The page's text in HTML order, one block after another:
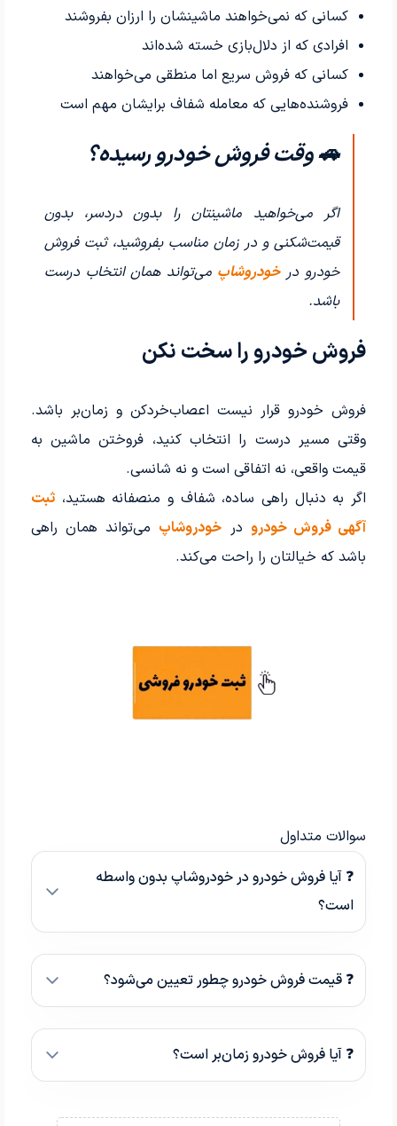
کسانی که نمی‌خواهند ماشینشان را ارزان بفروشند
افرادی که از دلال‌بازی خسته شده‌اند
کسانی که فروش سریع اما منطقی می‌خواهند
فروشنده‌هایی که معامله شفاف برایشان مهم است
🚗 وقت فروش خودرو رسیده؟
اگر می‌خواهید ماشینتان را بدون دردسر، بدون
قیمت‌شکنی و در زمان مناسب بفروشید، ثبت فروش
خودرو درخودروشاپ می‌تواند همان انتخاب درست
باشد.
فروش خودرو را سخت نکن
فروش خودرو قرار نیست اعصاب‌خردکن و زمان‌بر باشد.
وقتی مسیر درست را انتخاب کنید، فروختن ماشین به
قیمت واقعی، نه اتفاقی است و نه شانسی.
اگر به دنبال راهی ساده، شفاف و منصفانه هستید،ثبت
آگهی فروش خودرو در خودروشاپ می‌تواند همان راهی
باشد که خیالتان را راحت می‌کند.
سوالات متداول
❓ آیا فروش خودرو در خودروشاپ بدون واسطه
است؟
❓ قیمت فروش خودرو چطور تعیین می‌شود؟
❓ آیا فروش خودرو زمان‌بر است؟